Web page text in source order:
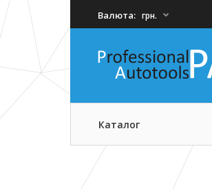
Валюта: грн.
Каталог